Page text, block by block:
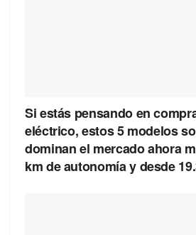
Si estás pensando en
eléctrico, estos 5 modelos
dominan el mercado ahora
km de autonomía y desde